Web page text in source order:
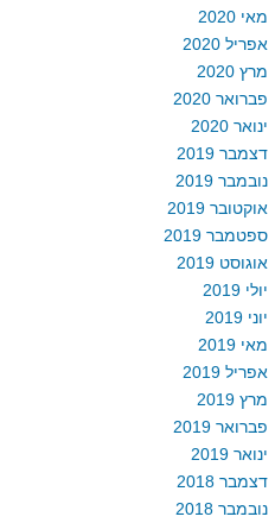
מאי 2020
אפריל 2020
מרץ 2020
פברואר 2020
ינואר 2020
דצמבר 2019
נובמבר 2019
אוקטובר 2019
ספטמבר 2019
אוגוסט 2019
יולי 2019
יוני 2019
מאי 2019
אפריל 2019
מרץ 2019
פברואר 2019
ינואר 2019
דצמבר 2018
נובמבר 2018